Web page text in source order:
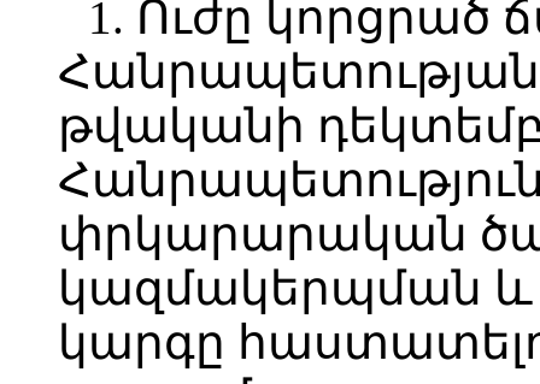
1. Ուժը կորցրած
Հանրապետության
թվականի
փրկարարական
կազմակերպման և
կարգը